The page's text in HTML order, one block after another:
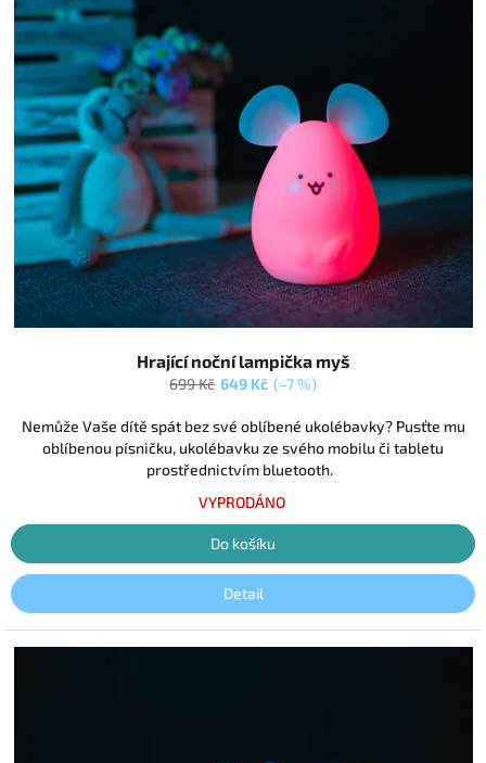
hodnocení
produktu
5,0
z
5
hvězdiček.
Hrající noční lampička myš
699 Kč 649 Kč (–7 %)
Nemůže Vaše dítě spát bez své oblíbené ukolébavky? Pusťte mu
oblíbenou písničku, ukolébavku ze svého mobilu či tabletu
prostřednictvím bluetooth.
VYPRODÁNO
Do košíku
Detail